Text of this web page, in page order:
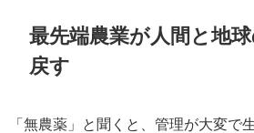
最先端農業が人間と地
戻す
「無農薬」と聞くと、管理が大変で